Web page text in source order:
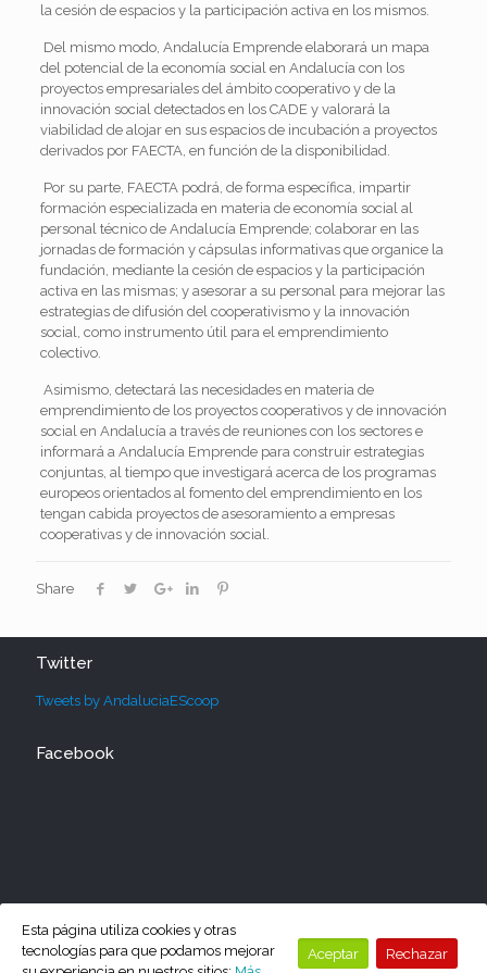
la cesión de espacios y la participación activa en los mismos.
Del mismo modo, Andalucía Emprende elaborará un mapa
del potencial de la economía social en Andalucía con los
proyectos empresariales del ámbito cooperativo y de la
innovación social detectados en los CADE y valorará la
viabilidad de alojar en sus espacios de incubación a proyectos
derivados por FAECTA, en función de la disponibilidad.
Por su parte, FAECTA podrá, de forma específica, impartir
formación especializada en materia de economía social al
personal técnico de Andalucía Emprende; colaborar en las
jornadas de formación y cápsulas informativas que organice la
fundación, mediante la cesión de espacios y la participación
activa en las mismas; y asesorar a su personal para mejorar las
estrategias de difusión del cooperativismo y la innovación
social, como instrumento útil para el emprendimiento
colectivo.
Asimismo, detectará las necesidades en materia de
emprendimiento de los proyectos cooperativos y de innovación
social en Andalucía a través de reuniones con los sectores e
informará a Andalucía Emprende para construir estrategias
conjuntas, al tiempo que investigará acerca de los programas
europeos orientados al fomento del emprendimiento en los
tengan cabida proyectos de asesoramiento a empresas
cooperativas y de innovación social.
Share
Twitter
Tweets by AndaluciaEScoop
Facebook
Esta página utiliza cookies y otras
tecnologías para que podamos mejorar
Aceptar Rechazar